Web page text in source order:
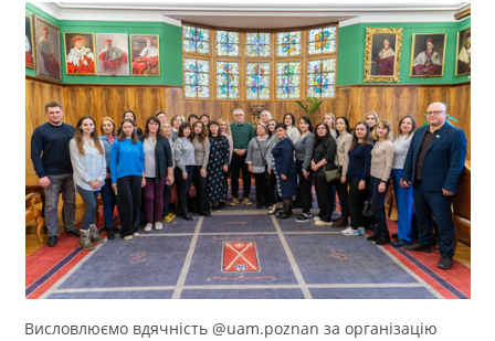
Висловлюємо вдячність @uam.poznan за організацію